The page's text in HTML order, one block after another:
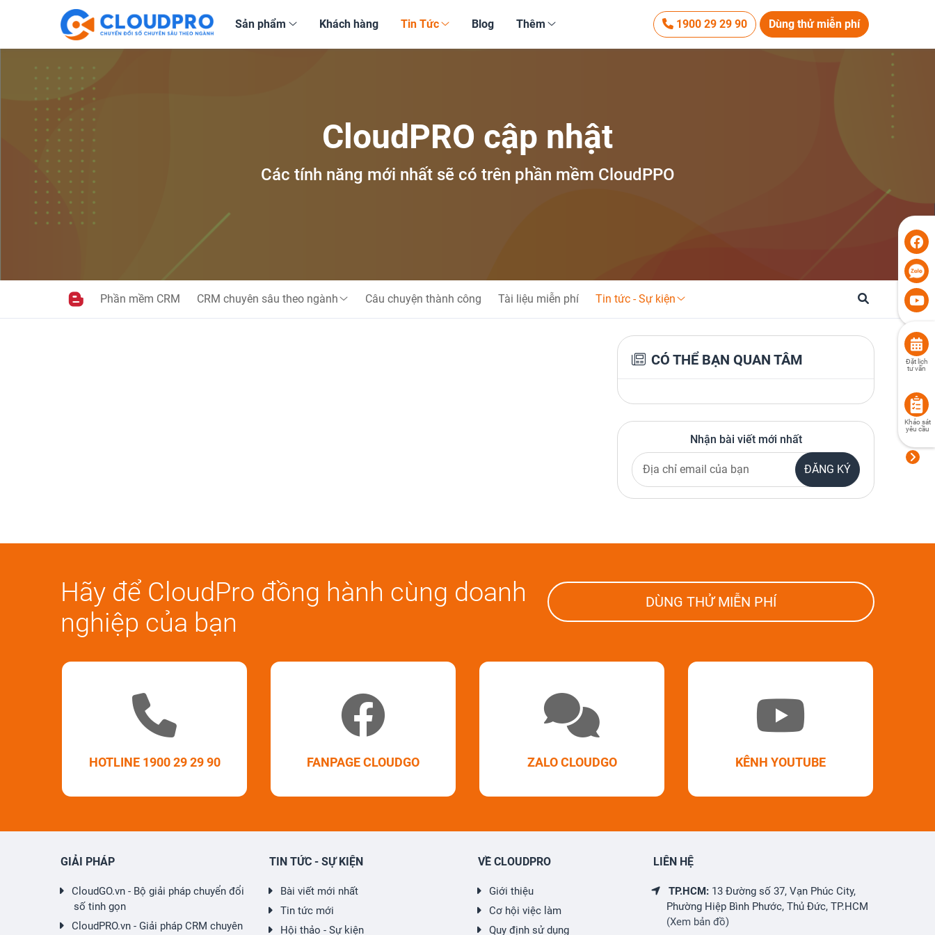
Sản phẩm Khách hàng Tin Tức Blog Thêm 1900 29 29 90 Dùng thử miễn phí
CloudPRO cập nhật
Các tính năng mới nhất sẽ có trên phần mềm CloudPPO
Phần mềm CRM CRM chuyên sâu theo ngành Câu chuyện thành công Tài liệu miễn phí Tin tức - Sự kiện
CÓ THỂ BẠN QUAN TÂM
Nhận bài viết mới nhất
ĐĂNG KÝ
Hãy để CloudPro đồng hành cùng doanh
nghiệp của bạn
DÙNG THỬ MIỄN PHÍ
HOTLINE 1900 29 29 90 FANPAGE CLOUDGO ZALO CLOUDGO KÊNH YOUTUBE
Đặt lịch
tư vấn
Khảo sát
yêu cầu
GIẢI PHÁP
CloudGO.vn - Bộ giải pháp chuyển đổi
số tinh gọn
CloudPRO.vn - Giải pháp CRM chuyên
TIN TỨC - SỰ KIỆN
Bài viết mới nhất
Tin tức mới
Hội thảo - Sự kiện
VỀ CLOUDPRO
Giới thiệu
Cơ hội việc làm
Quy định sử dụng
LIÊN HỆ
TP.HCM: 13 Đường số 37, Vạn Phúc City,
Phường Hiệp Bình Phước, Thủ Đức, TP.HCM
(Xem bản đồ)